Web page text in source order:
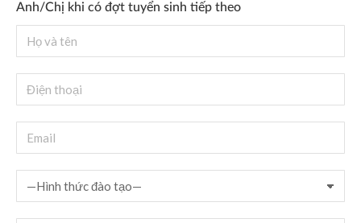
Anh/Chị khi có đợt tuyển sinh tiếp theo